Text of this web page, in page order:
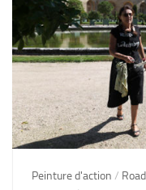
Peinture d'action /